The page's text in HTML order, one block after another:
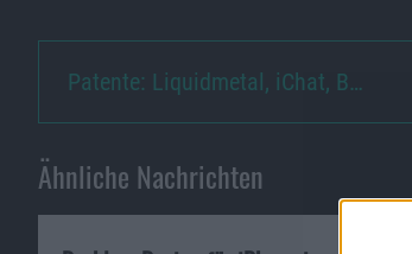
Patente: Liquidmetal, iChat, B…
Ähnliche Nachrichten